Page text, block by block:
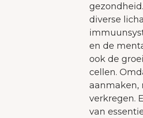
diverse
en de
ook de
cellen.
aanmaken,
verkregen.
van